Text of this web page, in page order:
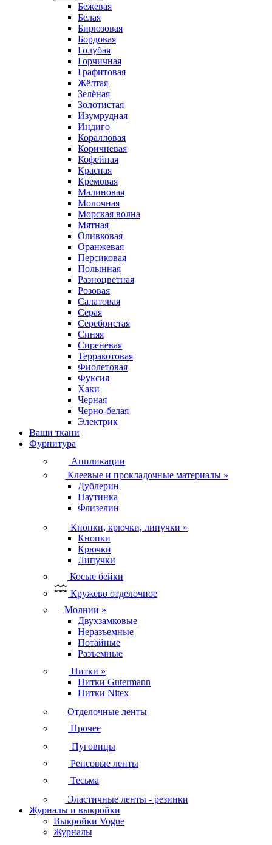
Бежевая
Белая
Бирюзовая
Бордовая
Голубая
Горчичная
Графитовая
Жёлтая
Зелёная
Золотистая
Изумрудная
Индиго
Коралловая
Коричневая
Кофейная
Красная
Кремовая
Малиновая
Молочная
Морская волна
Мятная
Оливковая
Оранжевая
Персиковая
Полынная
Разноцветная
Розовая
Салатовая
Серая
Серебристая
Синяя
Сиреневая
Терракотовая
Фиолетовая
Фуксия
Хаки
Черная
Черно-белая
Электрик
Ваши ткани
Фурнитура
Аппликации
Клеевые и прокладочные материалы »
Дублерин
Паутинка
Флизелин
Кнопки, крючки, липучки »
Кнопки
Крючки
Липучки
Косые бейки
Кружево отделочное
Молнии »
Двухзамковые
Неразъемные
Потайные
Разъемные
Нитки »
Нитки Gutermann
Нитки Nitex
Отделочные ленты
Прочее
Пуговицы
Репсовые ленты
Тесьма
Эластичные ленты - резинки
Журналы и выкройки
Выкройки Vogue
Журналы